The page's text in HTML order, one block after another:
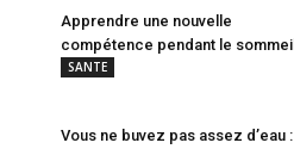
Apprendre une nouvelle
compétence pendant le sommeil
SANTE
Vous ne buvez pas assez d’eau :